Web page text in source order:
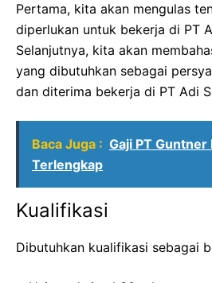
Pertama, kita akan mengulas
diperlukan untuk bekerja di PT
Selanjutnya, kita akan
yang dibutuhkan sebagai
dan diterima bekerja di PT Adi
Baca Juga : Gaji PT Guntner
Terlengkap
Kualifikasi
Dibutuhkan kualifikasi sebagai